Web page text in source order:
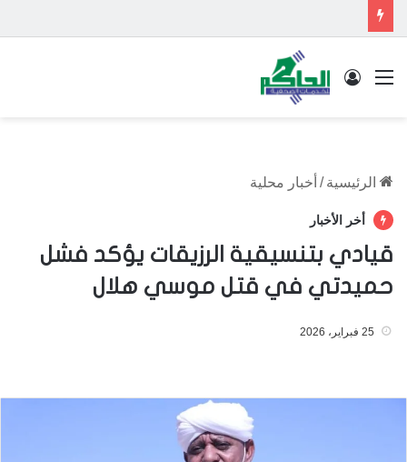
القائمة تسجيل الدخول
الرئيسية / أخبار محلية
أخر الأخبار
قيادي بتنسيقية الرزيقات يؤكد فشل
حميدتي في قتل موسي هلال
25 فبراير، 2026